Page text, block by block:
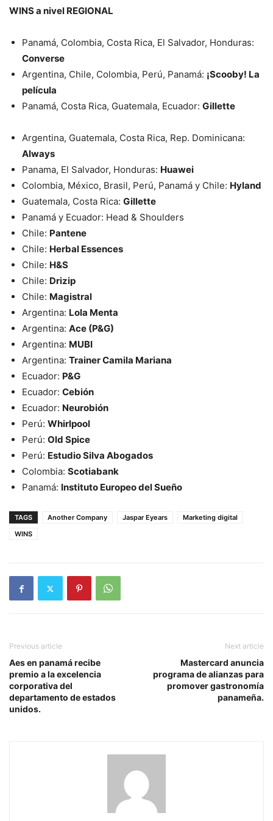
WINS a nivel REGIONAL
Panamá, Colombia, Costa Rica, El Salvador, Honduras:
Converse
Argentina, Chile, Colombia, Perú, Panamá: ¡Scooby! La
película
Panamá, Costa Rica, Guatemala, Ecuador: Gillette
Argentina, Guatemala, Costa Rica, Rep. Dominicana:
Always
Panama, El Salvador, Honduras: Huawei
Colombia, México, Brasil, Perú, Panamá y Chile: Hyland
Guatemala, Costa Rica: Gillette
Panamá y Ecuador: Head & Shoulders
Chile: Pantene
Chile: Herbal Essences
Chile: H&S
Chile: Drizip
Chile: Magistral
Argentina: Lola Menta
Argentina: Ace (P&G)
Argentina: MUBI
Argentina: Trainer Camila Mariana
Ecuador: P&G
Ecuador: Cebión
Ecuador: Neurobión
Perú: Whirlpool
Perú: Old Spice
Perú: Estudio Silva Abogados
Colombia: Scotiabank
Panamá: Instituto Europeo del Sueño
TAGS Another Company Jaspar Eyears
Marketing digital
WINS
Previous article
Aes en panamá recibe
premio a la excelencia
corporativa del
departamento de estados
unidos.
Next article
Mastercard anuncia
programa de alianzas para
promover gastronomía
panameña.